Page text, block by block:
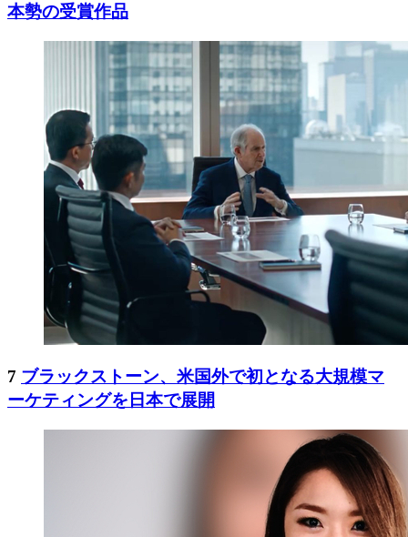
本勢の受賞作品
7 ブラックストーン、米国外で初となる大規模マ
ーケティングを日本で展開